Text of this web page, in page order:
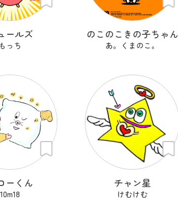
ールズ
もっち
のこのこきの子ちゃん
あ。くまのこ。
ーくん
10m18
チャン星
けむけむ